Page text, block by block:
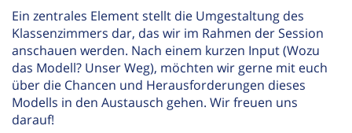
Ein zentrales Element stellt die Umgestaltung des
Klassenzimmers dar, das wir im Rahmen der Session
anschauen werden. Nach einem kurzen Input (Wozu
das Modell? Unser Weg), möchten wir gerne mit euch
über die Chancen und Herausforderungen dieses
Modells in den Austausch gehen. Wir freuen uns
darauf!